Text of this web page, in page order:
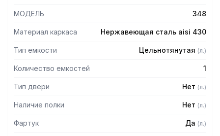
МОДЕЛЬ 348
Материал каркаса Нержавеющая сталь aisi 430
Тип емкости Цельнотянутая (л.)
Количество емкостей 1
Тип двери Нет (л.)
Наличие полки Нет (л.)
Фартук Да (л.)